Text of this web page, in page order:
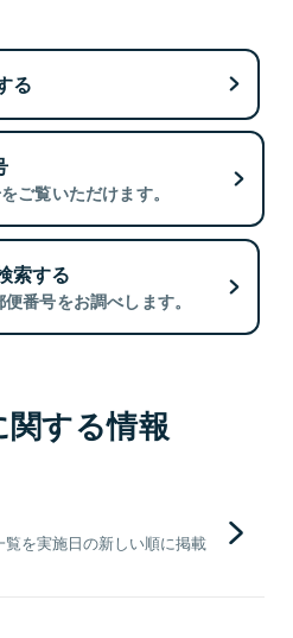
る
ご覧いただけます。
索する
番号をお調べします。
する情報
を実施日の新しい順に掲載